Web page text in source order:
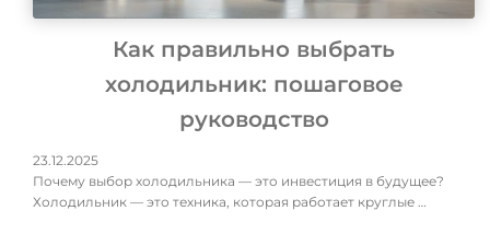
Как правильно выбрать
холодильник: пошаговое
руководство
23.12.2025
Почему выбор холодильника — это инвестиция в будущее?
Холодильник — это техника, которая работает круглые …